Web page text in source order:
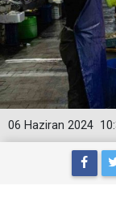
06 Haziran 2024